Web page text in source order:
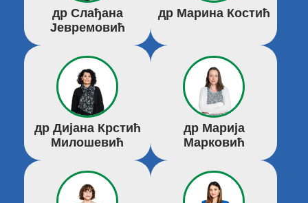
др Слађана
Јевремовић
др Марина Костић
др Дијана Крстић
Милошевић
др Марија
Марковић